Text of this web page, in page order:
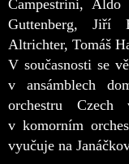
Campestrini, Aldo
Guttenberg, Jiří
Altrichter, Tomáš
V současnosti se v
v ansámblech
orchestru
v komorním
vyučuje na Janáč